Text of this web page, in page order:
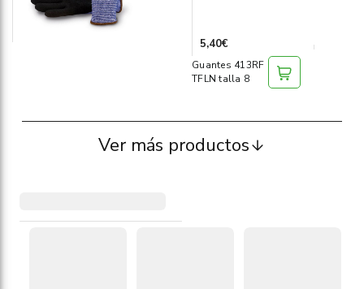
5,40€
Guantes 413RF
TFLN talla 8
Ver más productos